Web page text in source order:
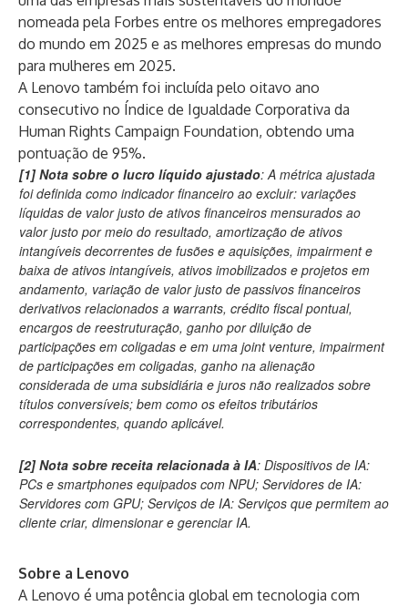
nomeada pela Forbes entre os melhores empregadores
do mundo em 2025 e as melhores empresas do mundo
para mulheres em 2025.
A Lenovo também foi incluída pelo oitavo ano
consecutivo no Índice de Igualdade Corporativa da
Human Rights Campaign Foundation, obtendo uma
pontuação de 95%.
[1] Nota sobre o lucro líquido ajustado: A métrica ajustada
foi definida como indicador financeiro ao excluir: variações
líquidas de valor justo de ativos financeiros mensurados ao
valor justo por meio do resultado, amortização de ativos
intangíveis decorrentes de fusões e aquisições, impairment e
baixa de ativos intangíveis, ativos imobilizados e projetos em
andamento, variação de valor justo de passivos financeiros
derivativos relacionados a warrants, crédito fiscal pontual,
encargos de reestruturação, ganho por diluição de
participações em coligadas e em uma joint venture, impairment
de participações em coligadas, ganho na alienação
considerada de uma subsidiária e juros não realizados sobre
títulos conversíveis; bem como os efeitos tributários
correspondentes, quando aplicável.
[2] Nota sobre receita relacionada à IA: Dispositivos de IA:
PCs e smartphones equipados com NPU; Servidores de IA:
Servidores com GPU; Serviços de IA: Serviços que permitem ao
cliente criar, dimensionar e gerenciar IA.
Sobre a Lenovo
A Lenovo é uma potência global em tecnologia com